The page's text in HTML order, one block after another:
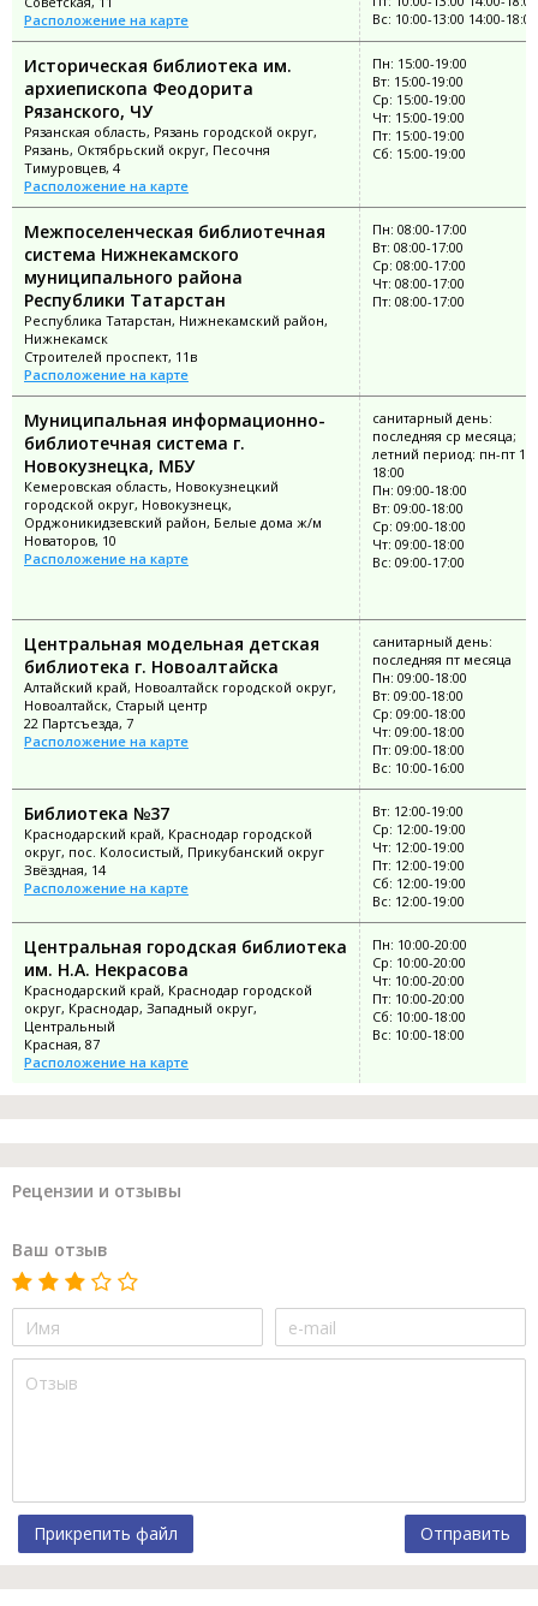
Расположение на карте
Вс: 10:00-13:00 14:00-18:00
Историческая библиотека им.
архиепископа Феодорита
Рязанского, ЧУ
Рязанская область, Рязань городской округ,
Рязань, Октябрьский округ, Песочня
Тимуровцев, 4
Расположение на карте
Пн: 15:00-19:00
Вт: 15:00-19:00
Ср: 15:00-19:00
Чт: 15:00-19:00
Пт: 15:00-19:00
Сб: 15:00-19:00
Межпоселенческая библиотечная
система Нижнекамского
муниципального района
Республики Татарстан
Республика Татарстан, Нижнекамский район,
Нижнекамск
Строителей проспект, 11в
Расположение на карте
Пн: 08:00-17:00
Вт: 08:00-17:00
Ср: 08:00-17:00
Чт: 08:00-17:00
Пт: 08:00-17:00
Муниципальная информационно-
библиотечная система г.
Новокузнецка, МБУ
Кемеровская область, Новокузнецкий
городской округ, Новокузнецк,
Орджоникидзевский район, Белые дома ж/м
Новаторов, 10
Расположение на карте
санитарный день:
последняя ср месяца;
летний период: пн-пт
18:00
Пн: 09:00-18:00
Вт: 09:00-18:00
Ср: 09:00-18:00
Чт: 09:00-18:00
Вс: 09:00-17:00
Центральная модельная детская
библиотека г. Новоалтайска
Алтайский край, Новоалтайск городской округ,
Новоалтайск, Старый центр
22 Партсъезда, 7
Расположение на карте
санитарный день:
последняя пт месяца
Пн: 09:00-18:00
Вт: 09:00-18:00
Ср: 09:00-18:00
Чт: 09:00-18:00
Пт: 09:00-18:00
Вс: 10:00-16:00
Библиотека №37
Краснодарский край, Краснодар городской
округ, пос. Колосистый, Прикубанский округ
Звёздная, 14
Расположение на карте
Вт: 12:00-19:00
Ср: 12:00-19:00
Чт: 12:00-19:00
Пт: 12:00-19:00
Сб: 12:00-19:00
Вс: 12:00-19:00
Центральная городская библиотека
им. Н.А. Некрасова
Краснодарский край, Краснодар городской
округ, Краснодар, Западный округ,
Центральный
Красная, 87
Расположение на карте
Пн: 10:00-20:00
Ср: 10:00-20:00
Чт: 10:00-20:00
Пт: 10:00-20:00
Сб: 10:00-18:00
Вс: 10:00-18:00
Рецензии и отзывы
Ваш отзыв
Прикрепить файл Отправить